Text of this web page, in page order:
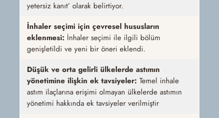
yetersiz kanıt’ olarak belirtiyor.
İnhaler seçimi için çevresel hususların
eklenmesi: İnhaler seçimi ile ilgili bölüm
genişletildi ve yeni bir öneri eklendi.
Düşük ve orta gelirli ülkelerde astımın
yönetimine ilişkin ek tavsiyeler:Temel inhale
astım ilaçlarına erişimi olmayan ülkelerde astımın
yönetimi hakkında ek tavsiyeler verilmiştir